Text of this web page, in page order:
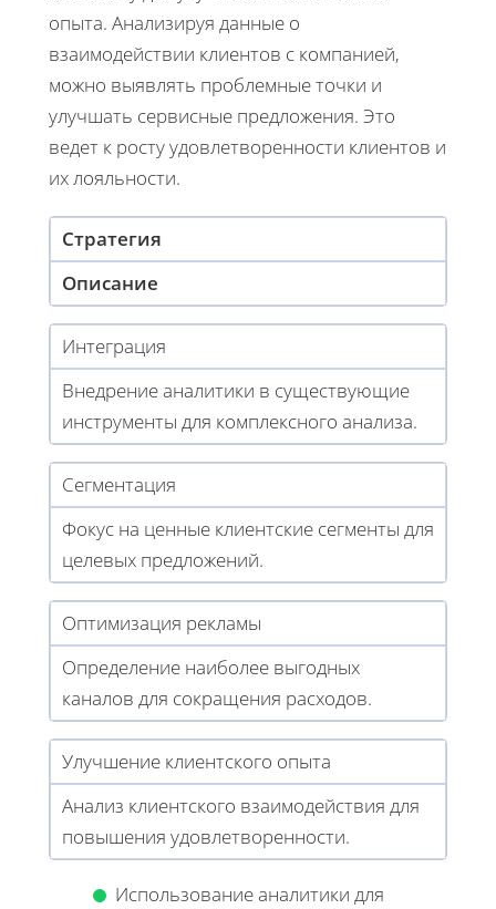
опыта. Анализируя данные о
взаимодействии клиентов с компанией,
можно выявлять проблемные точки и
улучшать сервисные предложения. Это
ведет к росту удовлетворенности клиентов и
их лояльности.
Стратегия
Описание
Интеграция
Внедрение аналитики в существующие
инструменты для комплексного анализа.
Сегментация
Фокус на ценные клиентские сегменты для
целевых предложений.
Оптимизация рекламы
Определение наиболее выгодных
каналов для сокращения расходов.
Улучшение клиентского опыта
Анализ клиентского взаимодействия для
повышения удовлетворенности.
Использование аналитики для